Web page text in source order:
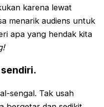
karena lewat
menarik audiens untuk
apa yang hendak kita
sengal. Tak usah